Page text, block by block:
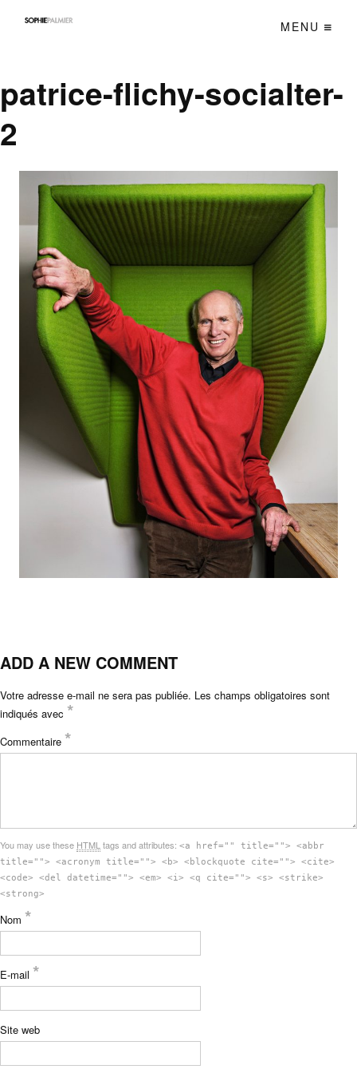
MENU
patrice-flichy-socialter-
2
ADD A NEW COMMENT
Votre adresse e-mail ne sera pas publiée. Les champs obligatoires sont
indiqués avec *
Commentaire *
You may use these HTML tags and attributes: <a href="" title=""> <abbr
title=""> <acronym title=""> <b> <blockquote cite=""> <cite>
<code> <del datetime=""> <em> <i> <q cite=""> <s> <strike>
<strong>
Nom *
E-mail *
Site web